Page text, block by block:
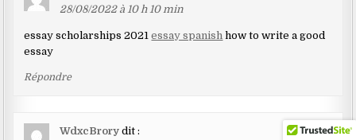
28/08/2022 à 10 h 10 min
essay scholarships 2021essay spanish how to write a good
essay
Répondre
WdxcBrory dit :